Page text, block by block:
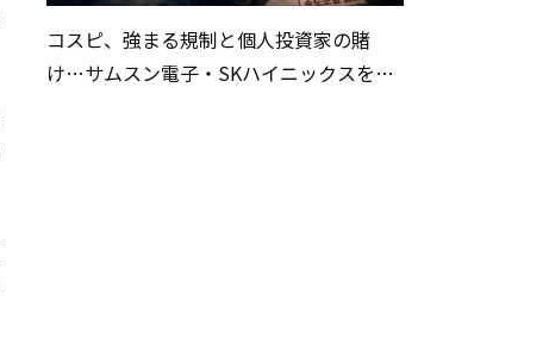
コスピ、強まる規制と個人投資家の賭
け…サムスン電子・SKハイニックスを巡